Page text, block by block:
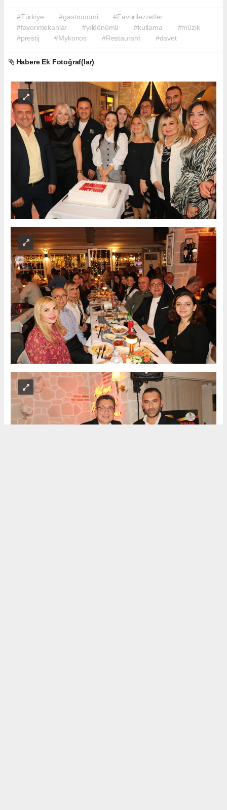
#Türkiye #gastronomi
#Favorilezzetler
#favorimekanlar
#yıldönümü #kutlama
#müzik
#prestij
#Mykonos #Restaurant #davet
Habere Ek Fotoğraf(lar)